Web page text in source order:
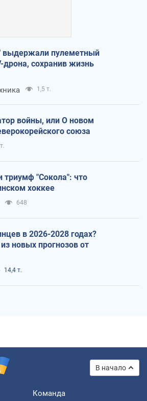
выдержали пулеметный
дрона, сохранив жизнь
1,5 т.
войны, или О новом
союза
триумф "Сокола": что
хоккее
648
в 2026-2028 годах?
новых прогнозов от
14,4 т.
В начало
Команда